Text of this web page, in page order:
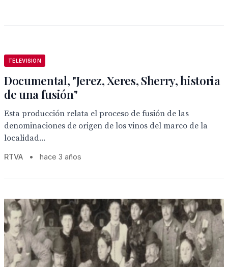
TELEVISION
Documental, "Jerez, Xeres, Sherry, historia
de una fusión"
Esta producción relata el proceso de fusión de las
denominaciones de origen de los vinos del marco de la
localidad...
RTVA • hace 3 años